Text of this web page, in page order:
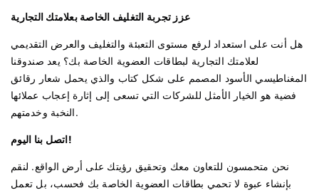
عزز تجربة التغليف الخاصة بعلامتك التجارية
هل أنت على استعداد لرفع مستوى التعبئة والتغليف والعرض التقديمي
لعلامتك التجارية لبطاقات العضوية الخاصة بك؟ يعد صندوقنا
المغناطيسي الأسود المصمم على شكل كتاب والذي يحمل شعار رقائق
فضية هو الخيار الأمثل للشركات التي تسعى إلى إثارة إعجاب عملائها
النخبة وخدمتهم.
اتصل بنا اليوم!
نحن متحمسون للتعاون معك وتحقيق رؤيتك على أرض الواقع. لنقم
بإنشاء عبوة لا تحمي بطاقات العضوية الخاصة بك فحسب، بل تعمل